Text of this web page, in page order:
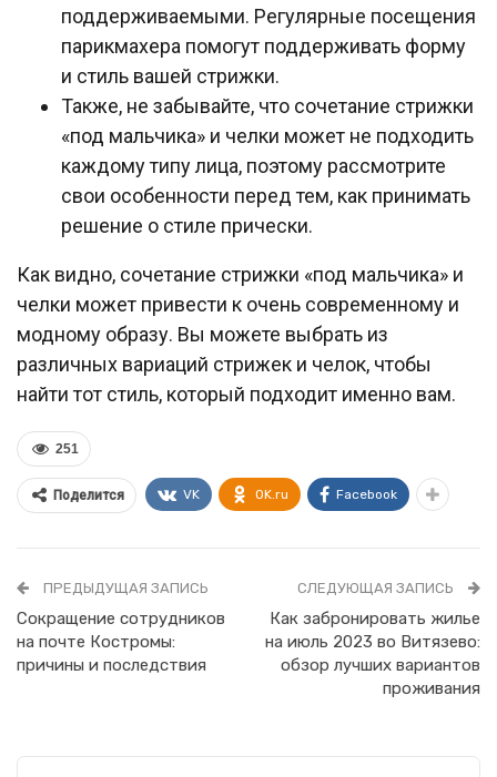
поддерживаемыми. Регулярные посещения
парикмахера помогут поддерживать форму
и стиль вашей стрижки.
Также, не забывайте, что сочетание стрижки
«под мальчика» и челки может не подходить
каждому типу лица, поэтому рассмотрите
свои особенности перед тем, как принимать
решение о стиле прически.
Как видно, сочетание стрижки «под мальчика» и
челки может привести к очень современному и
модному образу. Вы можете выбрать из
различных вариаций стрижек и челок, чтобы
найти тот стиль, который подходит именно вам.
251
Поделится VK OK.ru Facebook
ПРЕДЫДУЩАЯ ЗАПИСЬ
Сокращение сотрудников
на почте Костромы:
причины и последствия
СЛЕДУЮЩАЯ ЗАПИСЬ
Как забронировать жилье
на июль 2023 во Витязево:
обзор лучших вариантов
проживания